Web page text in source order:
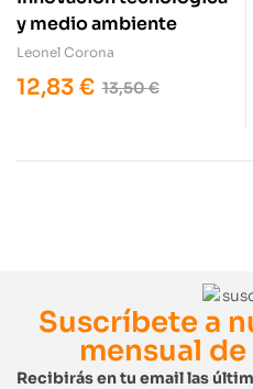
y medio ambiente
Leonel Corona
13,50€
12,83 €
Suscríbete a
mensual
Recibirás en tu email las